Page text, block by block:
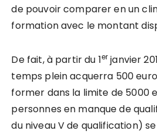
de pouvoir comparer en un
formation avec le montant
De fait, à partir du 1er janvier
temps plein acquerra 500
former dans la limite de 5000
personnes en manque de
du niveau V de qualification)